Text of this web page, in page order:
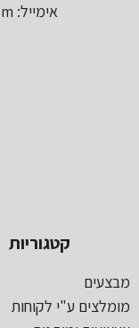
אימייל: dubitoys.conect@gmail.com
קטגוריות
מבצעים
מומלצים ע"י לקוחות